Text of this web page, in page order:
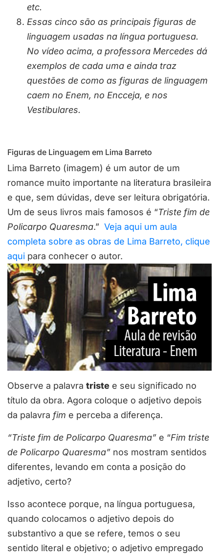
etc.
Essas cinco são as principais figuras de
linguagem usadas na língua portuguesa.
No vídeo acima, a professora Mercedes dá
exemplos de cada uma e ainda traz
questões de como as figuras de linguagem
caem no Enem, no Encceja, e nos
Vestibulares.
Figuras de Linguagem em Lima Barreto
Lima Barreto (imagem) é um autor de um
romance muito importante na literatura brasileira
e que, sem dúvidas, deve ser leitura obrigatória.
Um de seus livros mais famosos é “Triste fim de
Policarpo Quaresma.” Veja aqui um aula
completa sobre as obras de Lima Barreto, clique
aqui para conhecer o autor.
Observe a palavra triste e seu significado no
título da obra. Agora coloque o adjetivo depois
da palavra fim e perceba a diferença.
“Triste fim de Policarpo Quaresma” e “Fim triste
de Policarpo Quaresma” nos mostram sentidos
diferentes, levando em conta a posição do
adjetivo, certo?
Isso acontece porque, na língua portuguesa,
quando colocamos o adjetivo depois do
substantivo a que se refere, temos o seu
sentido literal e objetivo; o adjetivo empregado